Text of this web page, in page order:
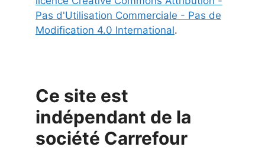
Pas d'Utilisation Commerciale - Pas de
Modification 4.0 International.
Ce site est
indépendant de la
société Carrefour